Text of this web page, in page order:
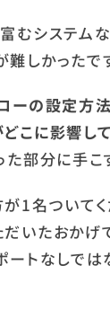
むシステム
しかったで
ーの設定方
こに影響し
た部分に手こ
1名ついてく
いたおかげ
ートなしで